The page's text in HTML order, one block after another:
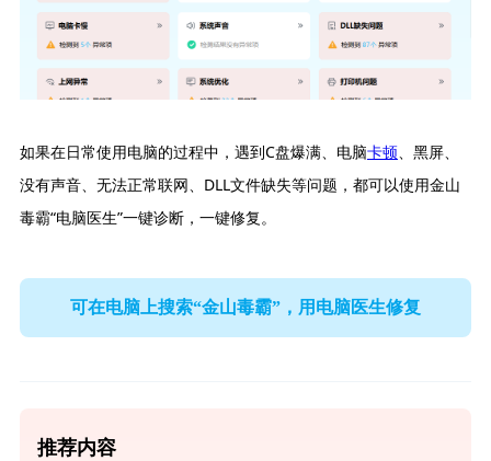
如果在日常使用电脑的过程中，遇到C盘爆满、电脑卡顿、黑屏、
没有声音、无法正常联网、DLL文件缺失等问题，都可以使用金山
毒霸“电脑医生”一键诊断，一键修复。
可在电脑上搜索“金山毒霸”，用电脑医生修复
推荐内容